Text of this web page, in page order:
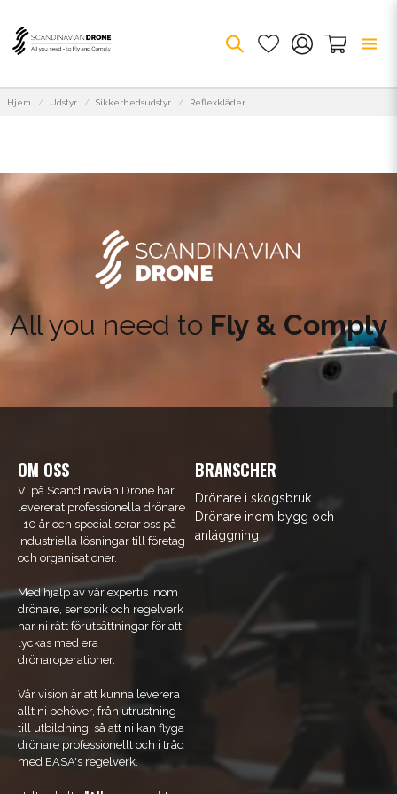
Hjem Udstyr Sikkerhedsudstyr Reflexkläder
All you need to Fly & Comply
OM OSS
Vi på Scandinavian Drone har
levererat professionella drönare
i 10 år och specialiserar oss på
industriella lösningar till företag
och organisationer.
Med hjälp av vår expertis inom
drönare, sensorik och regelverk
har ni rätt förutsättningar för att
lyckas med era
drönaroperationer.
Vår vision är att kunna leverera
allt ni behöver, från utrustning
till utbildning, så att ni kan flyga
drönare professionellt och i tråd
med EASA's regelverk.
BRANSCHER
Drönare i skogsbruk
Drönare inom bygg och
anläggning